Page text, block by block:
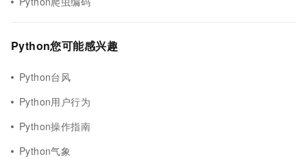
Python您可能感兴趣
Python台风
Python用户行为
Python操作指南
Python气象